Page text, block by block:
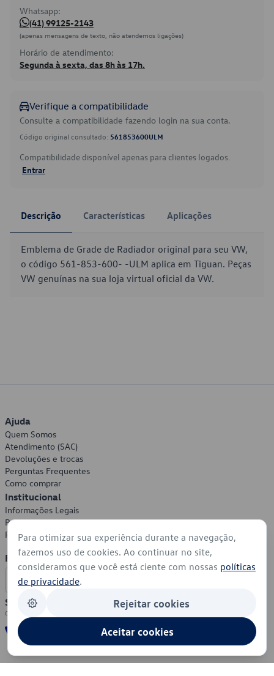
Whatsapp:
(41) 99125-2143
(apenas mensagens de texto, não atendemos ligações)
Horário de atendimento:
Segunda à sexta, das 8h às 17h.
Verifique a compatibilidade
Consulte a compatibilidade fazendo login na sua conta.
Código original consultado: 561853600ULM
Compatibilidade disponível apenas para clientes logados.
Entrar
Descrição Características Aplicações
Emblema de Grade de Radiador original para seu VW,
o código 561-853-600- -ULM aplica em Tiguan. Peças
VW genuínas na sua loja virtual oficial da VW.
Ajuda
Quem Somos
Atendimento (SAC)
Devoluções e trocas
Perguntas Frequentes
Como comprar
Institucional
Informações Legais
Política de Privacidade
Política de Cookies
Formas de Pagamento
Segurança
Para otimizar sua experiência durante a navegação,
fazemos uso de cookies. Ao continuar no site,
consideramos que você está ciente com nossas políticas
de privacidade.
Rejeitar cookies
Aceitar cookies